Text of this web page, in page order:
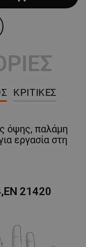
ΚΡΙΤΙΚΈΣ
όψης, παλάμη
εργασία στη
21420